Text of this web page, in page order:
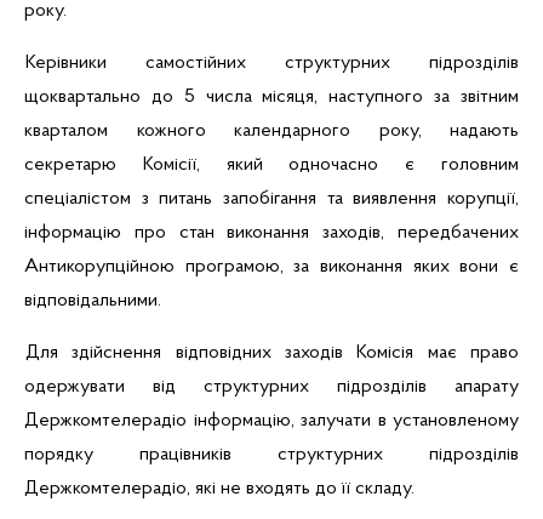
року.
Керівники самостійних структурних підрозділів
щоквартально до 5 числа місяця, наступного за звітним
кварталом кожного календарного року, надають
секретарю Комісії, який одночасно є головним
спеціалістом з питань запобігання та виявлення корупції,
інформацію про стан виконання заходів, передбачених
Антикорупційною програмою, за виконання яких вони є
відповідальними.
Для здійснення відповідних заходів Комісія має право
одержувати від структурних підрозділів апарату
Держкомтелерадіо інформацію, залучати в установленому
порядку працівників структурних підрозділів
Держкомтелерадіо, які не входять до її складу.